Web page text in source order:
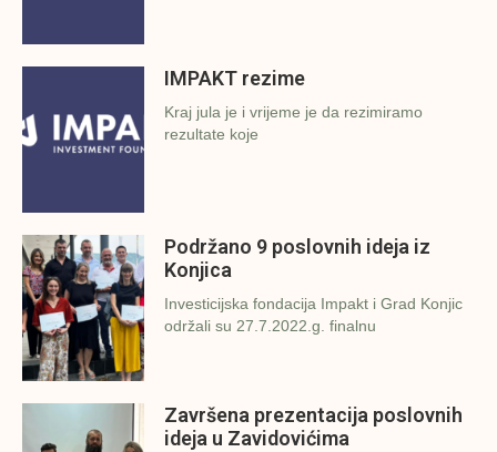
IMPAKT rezime
Kraj jula je i vrijeme je da rezimiramo
rezultate koje
Podržano 9 poslovnih ideja iz
Konjica
Investicijska fondacija Impakt i Grad Konjic
održali su 27.7.2022.g. finalnu
Završena prezentacija poslovnih
ideja u Zavidovićima